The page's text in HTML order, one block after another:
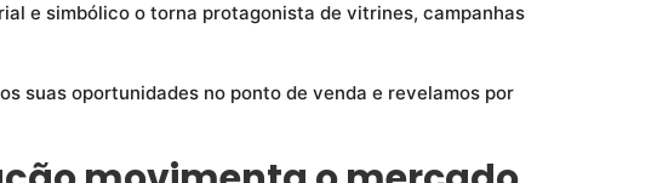
e simbólico o torna protagonista de vitrines, campanhas
suas oportunidades no ponto de venda e revelamos por